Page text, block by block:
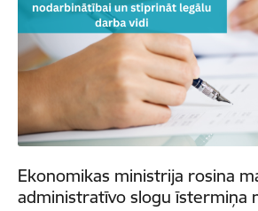
Ekonomikas ministrija rosina
administratīvo slogu īstermiņa